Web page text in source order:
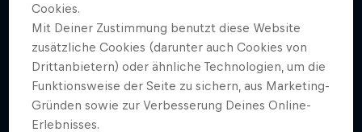
Cookies.
Mit Deiner Zustimmung benutzt diese Website
zusätzliche Cookies (darunter auch Cookies von
Drittanbietern) oder ähnliche Technologien, um die
Funktionsweise der Seite zu sichern, aus Marketing-
Gründen sowie zur Verbesserung Deines Online-
Erlebnisses.